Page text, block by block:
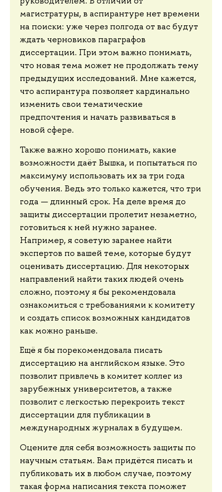
магистратуры, в аспирантуре нет времени
на поиски: уже через полгода от вас будут
ждать черновиков параграфов
диссертации. При этом важно понимать,
что новая тема может не продолжать тему
предыдущих исследований. Мне кажется,
что аспирантура позволяет кардинально
изменить свои тематические
предпочтения и начать развиваться в
новой сфере.
Также важно хорошо понимать, какие
возможности даёт Вышка, и попытаться по
максимуму использовать их за три года
обучения. Ведь это только кажется, что три
года — длинный срок. На деле время до
защиты диссертации пролетит незаметно,
готовиться к ней нужно заранее.
Например, я советую заранее найти
экспертов по вашей теме, которые будут
оценивать диссертацию. Для некоторых
направлений найти таких людей очень
сложно, поэтому я бы рекомендовала
ознакомиться с требованиями к комитету
и создать список возможных кандидатов
как можно раньше.
Ещё я бы порекомендовала писать
диссертацию на английском языке. Это
позволит привлечь в комитет коллег из
зарубежных университетов, а также
позволит с легкостью перекроить текст
диссертации для публикации в
международных журналах в будущем.
Оцените для себя возможность защиты по
научным статьям. Вам придётся писать и
публиковать их в любом случае, поэтому
такая форма написания текста поможет